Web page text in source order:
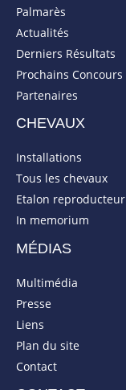
Palmarès
Actualités
Derniers Résultats
Prochains Concours
Partenaires
CHEVAUX
Installations
Tous les chevaux
Etalon reproducteur
In memorium
MÉDIAS
Multimédia
Presse
Liens
Plan du site
Contact